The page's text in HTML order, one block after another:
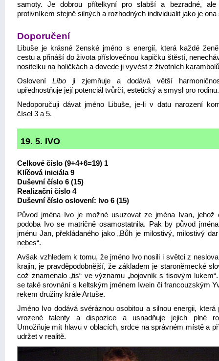
samoty. Je dobrou přítelkyní pro slabší a bezradné, ale
protivníkem stejně silných a rozhodných individualit jako je ona
Doporučení
Libuše je krásné ženské jméno s energií, která každé
cestu a přináší do života příslovečnou kapičku štěstí,
nositelku na holičkách a dovede ji vyvést z životních
Oslovení Líbo ji zjemňuje a dodává větší
upřednostňuje její potenciál tvůrčí, estetický a smysl pro rodinu.
Nedoporučuji dávat jméno Libuše, je-li v datu narození
čísel 3 a 5.
19. 5. IVO
Celkové číslo (9+4+6=19) 1
Klíčová iniciála 9
Duševní číslo 6 (15)
Realizační číslo 4
Duševní číslo oslovení: Ivo 6 (15)
Původ jména Ivo je možné usuzovat ze jména Ivan, jehož
podoba Ivo se matričně osamostatnila. Pak by původ
jménu Jan, překládaného jako „Bůh je milostivý, milostivý
nebes“.
Avšak vzhledem k tomu, že jméno Ivo nosili i světci z
krajin, je pravděpodobnější, že základem je staroněmecké
což znamenalo „tis“ ve významu „bojovník s tisovým
se také srovnání s keltským jménem Iwein či francouzským
rekem družiny krále Artuše.
Jméno Ivo dodává svéráznou osobitou a silnou energii, která
vrozené talenty a dispozice a usnadňuje jejich plné
Umožňuje mít hlavu v oblacích, srdce na správném místě a
udržet v realitě.